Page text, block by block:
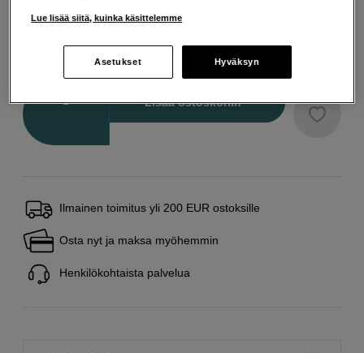
EUR
Maksa heti tai jaa useampaan osamaksuun
Lisää ostoskoriin
Ilmainen toimitus yli 200 EUR ostoksille
Osta nyt ja maksa myöhemmin
Henkilökohtaista palvelua
Lue lisää siitä, kuinka käsittelemme
Asetukset Hyväksyn